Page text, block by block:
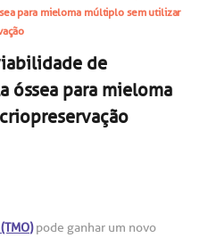
para mieloma múltiplo sem utilizar
de
óssea para mieloma
pode ganhar um novo